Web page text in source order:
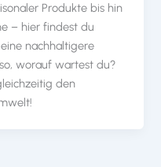
Produkte bis hin
– hier findest du
nachhaltigere
worauf wartest du?
den